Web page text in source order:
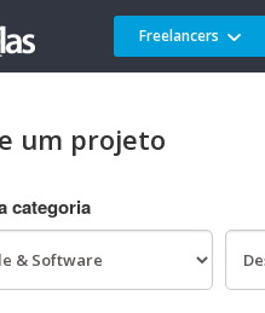
Freelancers
um projeto
categoria